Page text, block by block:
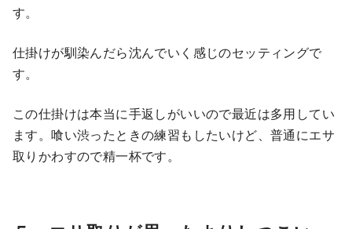
す。
仕掛けが馴染んだら沈んでいく感じのセッティングで
す。
この仕掛けは本当に手返しがいいので最近は多用してい
ます。喰い渋ったときの練習もしたいけど、普通にエサ
取りかわすので精一杯です。